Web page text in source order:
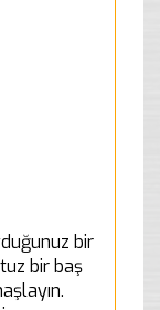
bir
bir baş